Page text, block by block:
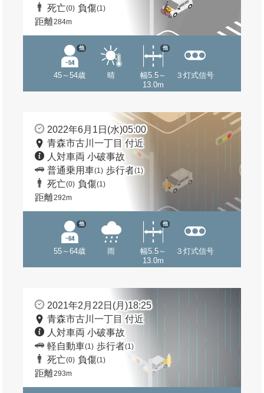
死亡(0) 負傷(1)
距離284m
45～54歳
他
晴
幅5.5～
13.0m
他
３灯式信号
2022年6月1日(水)05:00
青森市古川一丁目 付近
人対車両 小破事故
普通乗用車(1) 歩行者(1)
死亡(0) 負傷(1)
距離292m
55～64歳
他
雨
幅5.5～
13.0m
他
３灯式信号
2021年2月22日(月)18:25
青森市古川一丁目 付近
人対車両 小破事故
軽自動車(1) 歩行者(1)
死亡(0) 負傷(1)
距離293m